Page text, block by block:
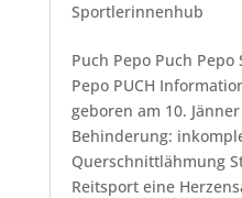
Sportlerinnenhub
Puch Pepo Puch Pepo
Pepo PUCH
geboren am 10.
Behinderung:
Querschnittlähmung
Reitsport eine